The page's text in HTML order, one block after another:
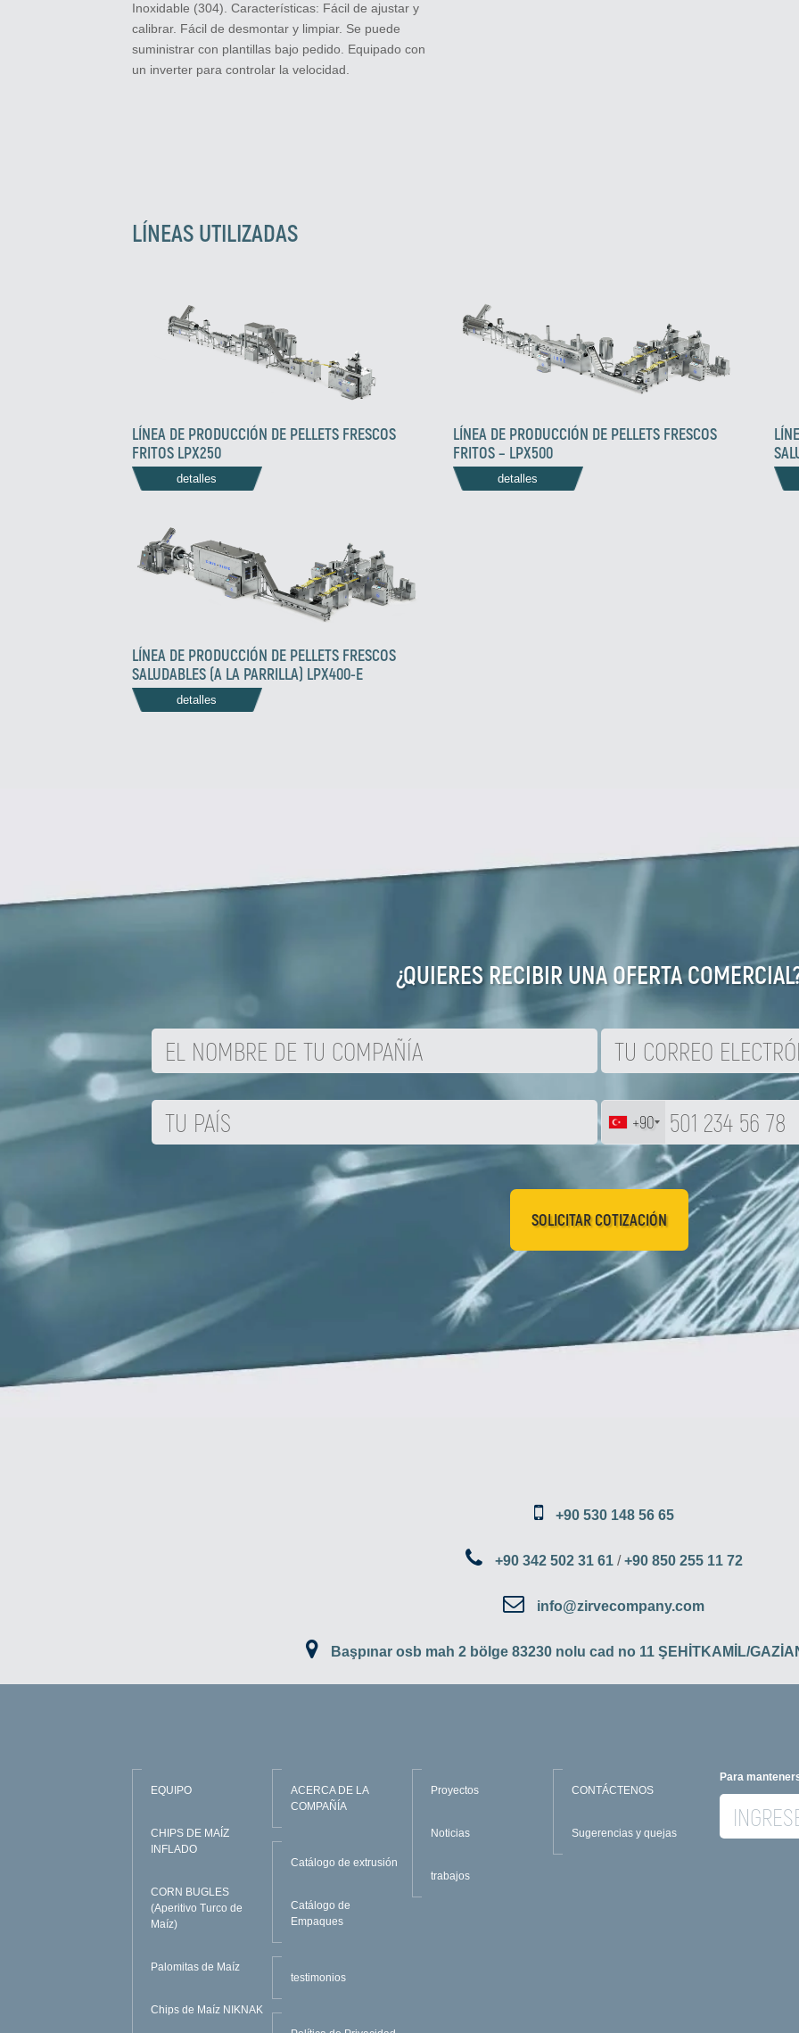
Inoxidable (304). Características: Fácil de ajustar y
calibrar. Fácil de desmontar y limpiar. Se puede
suministrar con plantillas bajo pedido. Equipado con
un inverter para controlar la velocidad.
LÍNEAS UTILIZADAS
LÍNEA DE PRODUCCIÓN DE PELLETS FRESCOS
FRITOS LPX250
detalles
LÍNEA DE PRODUCCIÓN DE PELLETS FRESCOS
FRITOS – LPX500
detalles
LÍNEA DE PRODUCCIÓN DE PELLETS FRESCOS
SALUDABLES (A LA PARRILLA) LPX400-E
detalles
¿QUIERES RECIBIR UNA OFERTA
+90
SOLICITAR COTIZACIÓN
+90 530 148 56 65
+90 342 502 31 61/+90 850 255 11 72
info@zirvecompany.com
Başpınar osb mah 2 bölge 83230 nolu cad no 11 ŞEHİTKAMİL/
EQUIPO
CHIPS DE MAÍZ
INFLADO
CORN BUGLES
(Aperitivo Turco de
Maíz)
Palomitas de Maíz
Chips de Maíz NIKNAK
ACERCA DE LA
COMPAÑÍA
Catálogo de extrusión
Catálogo de
Empaques
testimonios
Proyectos
Noticias
trabajos
CONTÁCTENOS
Sugerencias y quejas
Para